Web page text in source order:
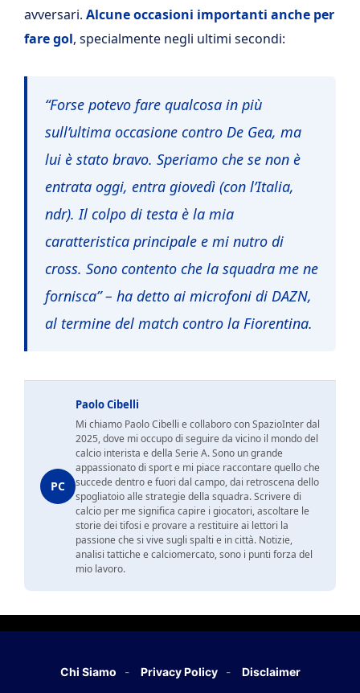
avversari. Alcune occasioni importanti anche per
fare gol, specialmente negli ultimi secondi:
“Forse potevo fare qualcosa in più
sull’ultima occasione contro De Gea, ma
lui è stato bravo. Speriamo che se non è
entrata oggi, entra giovedì (con l’Italia,
ndr). Il colpo di testa è la mia
caratteristica principale e mi nutro di
cross. Sono contento che la squadra me ne
fornisca” – ha detto ai microfoni di DAZN,
al termine del match contro la Fiorentina.
PC
Paolo Cibelli
Mi chiamo Paolo Cibelli e collaboro con SpazioInter dal
2025, dove mi occupo di seguire da vicino il mondo del
calcio interista e della Serie A. Sono un grande
appassionato di sport e mi piace raccontare quello che
succede dentro e fuori dal campo, dai retroscena dello
spogliatoio alle strategie della squadra. Scrivere di
calcio per me significa capire i giocatori, ascoltare le
storie dei tifosi e provare a restituire ai lettori la
passione che si vive sugli spalti e in città. Notizie,
analisi tattiche e calciomercato, sono i punti forza del
mio lavoro.
Chi Siamo Privacy Policy Disclaimer